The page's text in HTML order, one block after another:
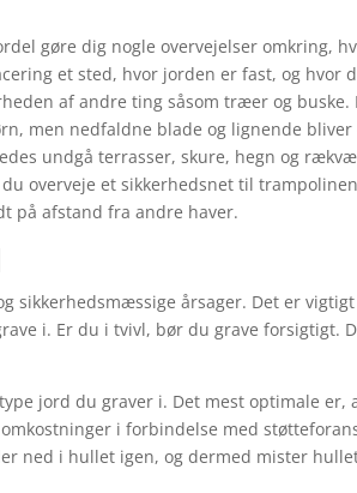
gøre dig nogle overvejelser omkring,
et sted, hvor jorden er fast, og hvor
af andre ting såsom træer og buske.
men nedfaldne blade og lignende bliver
undgå terrasser, skure, hegn og
overveje et sikkerhedsnet til
på afstand fra andre haver.
sikkerhedsmæssige årsager. Det er
i. Er du i tvivl, bør du grave forsigtigt.
jord du graver i. Det mest optimale er,
i forbindelse med
ned i hullet igen, og dermed mister